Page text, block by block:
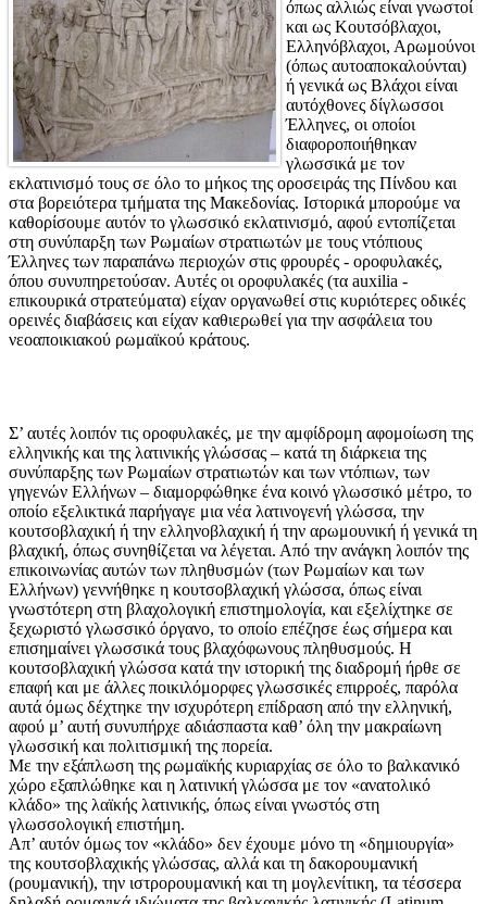
όπως αλλιώς είναι γνωστοί
και ως Κουτσόβλαχοι,
Ελληνόβλαχοι, Αρωμούνοι
(όπως αυτοαποκαλούνται)
ή γενικά ως Βλάχοι είναι
αυτόχθονες δίγλωσσοι
Έλληνες, οι οποίοι
διαφοροποιήθηκαν
γλωσσικά με τον
εκλατινισμό τους σε όλο το μήκος της οροσειράς της Πίνδου και
στα βορειότερα τμήματα της Μακεδονίας. Ιστορικά μπορούμε να
καθορίσουμε αυτόν το γλωσσικό εκλατινισμό, αφού εντοπίζεται
στη συνύπαρξη των Ρωμαίων στρατιωτών με τους ντόπιους
Έλληνες των παραπάνω περιοχών στις φρουρές - οροφυλακές,
όπου συνυπηρετούσαν. Αυτές οι οροφυλακές (τα auxilia -
επικουρικά στρατεύματα) είχαν οργανωθεί στις κυριότερες οδικές
ορεινές διαβάσεις και είχαν καθιερωθεί για την ασφάλεια του
νεοαποικιακού ρωμαϊκού κράτους.
Σ’ αυτές λοιπόν τις οροφυλακές, με την αμφίδρομη αφομοίωση της
ελληνικής και της λατινικής γλώσσας – κατά τη διάρκεια της
συνύπαρξης των Ρωμαίων στρατιωτών και των ντόπιων, των
γηγενών Ελλήνων – διαμορφώθηκε ένα κοινό γλωσσικό μέτρο, το
οποίο εξελικτικά παρήγαγε μια νέα λατινογενή γλώσσα, την
κουτσοβλαχική ή την ελληνοβλαχική ή την αρωμουνική ή γενικά τη
βλαχική, όπως συνηθίζεται να λέγεται. Από την ανάγκη λοιπόν της
επικοινωνίας αυτών των πληθυσμών (των Ρωμαίων και των
Ελλήνων) γεννήθηκε η κουτσοβλαχική γλώσσα, όπως είναι
γνωστότερη στη βλαχολογική επιστημολογία, και εξελίχτηκε σε
ξεχωριστό γλωσσικό όργανο, το οποίο επέζησε έως σήμερα και
επισημαίνει γλωσσικά τους βλαχόφωνους πληθυσμούς. Η
κουτσοβλαχική γλώσσα κατά την ιστορική της διαδρομή ήρθε σε
επαφή και με άλλες ποικιλόμορφες γλωσσικές επιρροές, παρόλα
αυτά όμως δέχτηκε την ισχυρότερη επίδραση από την ελληνική,
αφού μ’ αυτή συνυπήρχε αδιάσπαστα καθ’ όλη την μακραίωνη
γλωσσική και πολιτισμική της πορεία.
Με την εξάπλωση της ρωμαϊκής κυριαρχίας σε όλο το βαλκανικό
χώρο εξαπλώθηκε και η λατινική γλώσσα με τον «ανατολικό
κλάδο» της λαϊκής λατινικής, όπως είναι γνωστός στη
γλωσσολογική επιστήμη.
Απ’ αυτόν όμως τον «κλάδο» δεν έχουμε μόνο τη «δημιουργία»
της κουτσοβλαχικής γλώσσας, αλλά και τη δακορουμανική
(ρουμανική), την ιστρορουμανική και τη μογλενίτικη, τα τέσσερα